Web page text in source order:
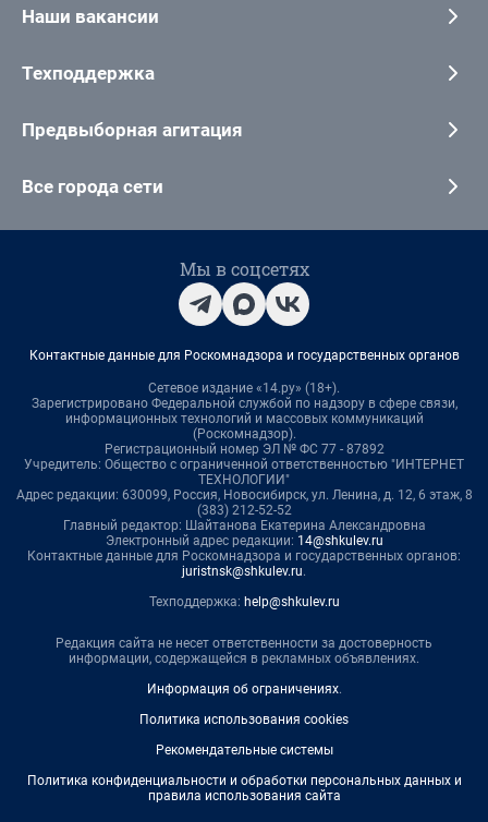
Наши вакансии
Техподдержка
Предвыборная агитация
Все города сети
Мы в соцсетях
Контактные данные для Роскомнадзора и государственных органов
Сетевое издание «14.ру» (18+).
Зарегистрировано Федеральной службой по надзору в сфере связи,
информационных технологий и массовых коммуникаций
(Роскомнадзор).
Регистрационный номер ЭЛ № ФС 77 - 87892
Учредитель: Общество с ограниченной ответственностью "ИНТЕРНЕТ
ТЕХНОЛОГИИ"
Адрес редакции: 630099, Россия, Новосибирск, ул. Ленина, д. 12, 6 этаж, 8
(383) 212-52-52
Главный редактор: Шайтанова Екатерина Александровна
Электронный адрес редакции: 14@shkulev.ru
Контактные данные для Роскомнадзора и государственных органов:
juristnsk@shkulev.ru.
Техподдержка: help@shkulev.ru
Редакция сайта не несет ответственности за достоверность
информации, содержащейся в рекламных объявлениях.
Информация об ограничениях.
Политика использования cookies
Рекомендательные системы
Политика конфиденциальности и обработки персональных данных и
правила использования сайта